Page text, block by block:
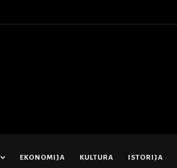
EKONOMIJA KULTURA ISTORIJA